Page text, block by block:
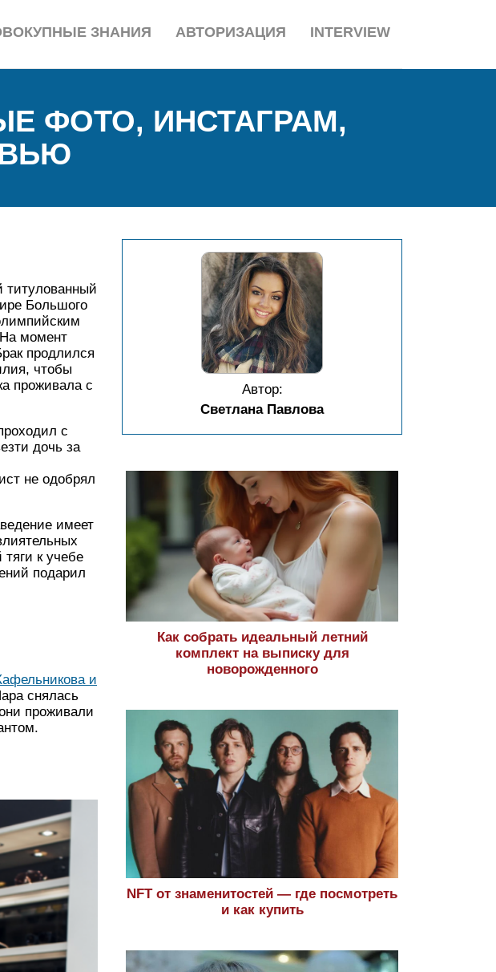
INTERVIEW
АВТОРИЗАЦИЯ
ЗНАНИЯ
ФОТО, ИНСТАГРАМ,
титулованный
Большого
момент
продлился
чтобы
проживала с
с
дочь за
не одобрял
имеет
к учебе
подарил
и
снялась
проживали
Автор:
Светлана Павлова
Как собрать идеальный летний
комплект на выписку для
новорожденного
NFT от знаменитостей — где посмотреть
и как купить